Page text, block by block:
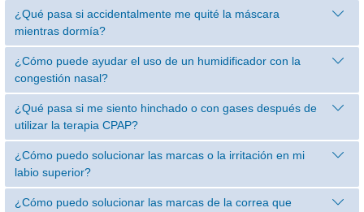
¿Qué pasa si accidentalmente me quité la máscara
mientras dormía?
¿Cómo puede ayudar el uso de un humidificador con la
congestión nasal?
¿Qué pasa si me siento hinchado o con gases después de
utilizar la terapia CPAP?
¿Cómo puedo solucionar las marcas o la irritación en mi
labio superior?
¿Cómo puedo solucionar las marcas de la correa que